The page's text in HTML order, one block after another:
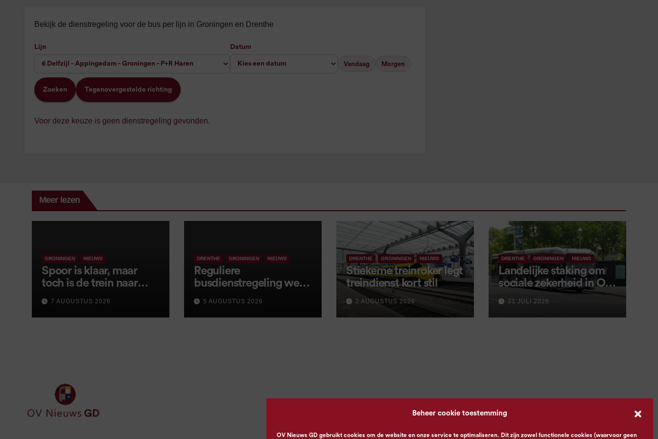
Beheer cookie toestemming
OV Nieuws GD gebruikt cookies om de website en onze service te optimaliseren. Dit zijn zowel functionele cookies (waarvoor geen
Bekijk de dienstregeling voor de bus per lijn in Groningen en Drenthe
Lijn Datum
Vandaag Morgen
Zoeken Tegenovergestelde richting
Voor deze keuze is geen dienstregeling gevonden.
Meer lezen
GRONINGEN NIEUWS
Spoor is klaar, maar
toch is de trein naar
Leer opnieuw vertraagd
7 AUGUSTUS 2026
DRENTHE GRONINGEN NIEUWS
Reguliere
busdienstregeling weer
van start, met kleine
wijzigingen
5 AUGUSTUS 2026
DRENTHE GRONINGEN NIEUWS
Stiekeme treinroker legt
treindienst kort stil
2 AUGUSTUS 2026
DRENTHE GRONINGEN NIEUWS
Landelijke staking om
sociale zekerheid in OV
aangekondigd voor 9
september
31 JULI 2026